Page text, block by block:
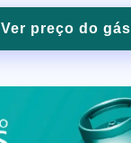
Ver preço do gás